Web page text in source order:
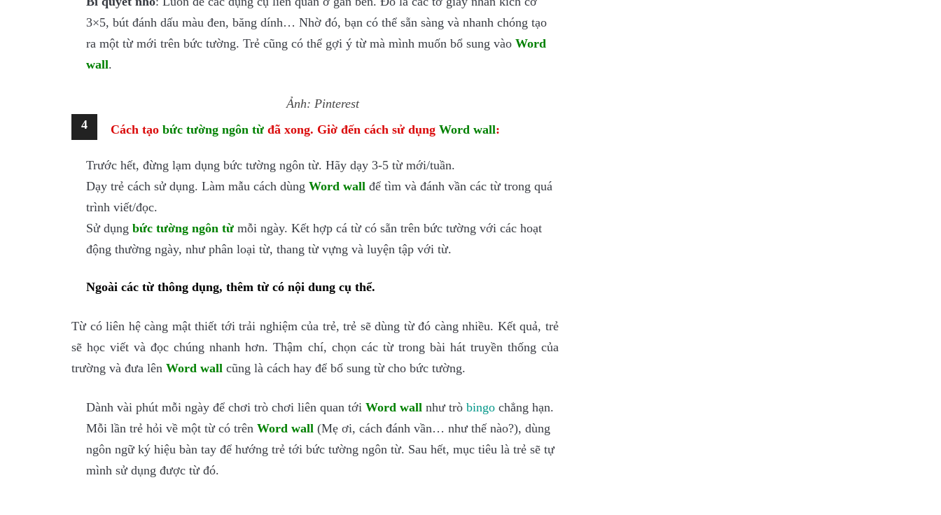
3×5, bút đánh dấu màu đen, băng dính… Nhờ đó, bạn có thể sẵn sàng và nhanh chóng tạo
ra một từ mới trên bức tường. Trẻ cũng có thể gợi ý từ mà mình muốn bổ sung vào Word
wall.
Ảnh: Pinterest
4
Cách tạo bức tường ngôn từ đã xong. Giờ đến cách sử dụng Word wall:
Trước hết, đừng lạm dụng bức tường ngôn từ. Hãy dạy 3-5 từ mới/tuần.
Dạy trẻ cách sử dụng. Làm mẫu cách dùng Word wall để tìm và đánh vần các từ trong quá
trình viết/đọc.
Sử dụng bức tường ngôn từ mỗi ngày. Kết hợp cá từ có sẵn trên bức tường với các hoạt
động thường ngày, như phân loại từ, thang từ vựng và luyện tập với từ.
Ngoài các từ thông dụng, thêm từ có nội dung cụ thể.
Từ có liên hệ càng mật thiết tới trải nghiệm của trẻ, trẻ sẽ dùng từ đó càng nhiều. Kết quả, trẻ
sẽ học viết và đọc chúng nhanh hơn. Thậm chí, chọn các từ trong bài hát truyền thống của
trường và đưa lên Word wall cũng là cách hay để bổ sung từ cho bức tường.
Dành vài phút mỗi ngày để chơi trò chơi liên quan tới Word wall như trò bingo chẳng hạn.
Mỗi lần trẻ hỏi về một từ có trên Word wall (Mẹ ơi, cách đánh vần… như thế nào?), dùng
ngôn ngữ ký hiệu bàn tay để hướng trẻ tới bức tường ngôn từ. Sau hết, mục tiêu là trẻ sẽ tự
mình sử dụng được từ đó.